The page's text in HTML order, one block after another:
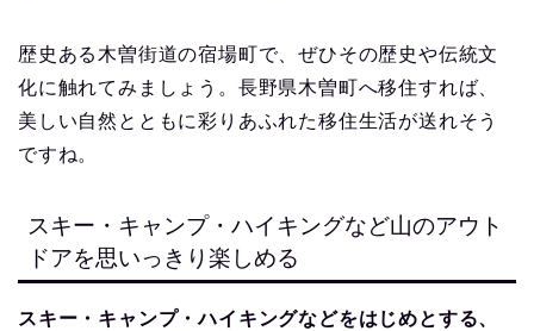
歴史ある木曽街道の宿場町で、ぜひその歴史や伝統文
化に触れてみましょう。長野県木曽町へ移住すれば、
美しい自然とともに彩りあふれた移住生活が送れそう
ですね。
スキー・キャンプ・ハイキングなど山のアウト
ドアを思いっきり楽しめる
スキー・キャンプ・ハイキングなどをはじめとする、